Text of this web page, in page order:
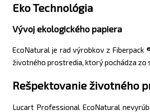
Eko Technológia
Vývoj ekologického papiera
EcoNatural je rad výrobkov z Fiberpack
životného prostredia, ktorý pochádza zo
Rešpektovanie životného
Lucart Professional EcoNatural